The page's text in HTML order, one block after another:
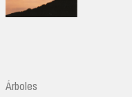
Árboles